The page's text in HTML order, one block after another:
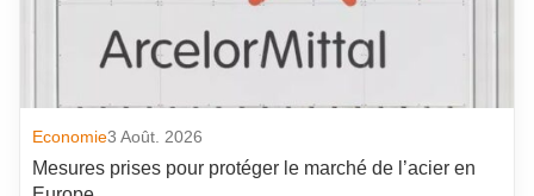
Economie3 Août. 2026
Mesures prises pour protéger le marché de l’acier en